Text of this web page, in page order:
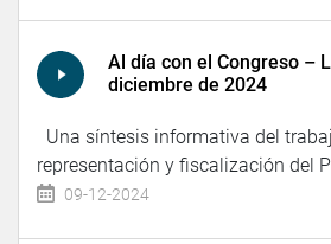
Al día con el Congreso –
diciembre de 2024
Una síntesis informativa del
representación y fiscalización del
09-12-2024